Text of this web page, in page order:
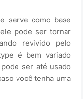
serve como base
pode ser tornar
revivido pelo
é bem variado
ser até usado
você tenha uma